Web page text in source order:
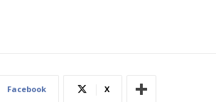
Facebook X